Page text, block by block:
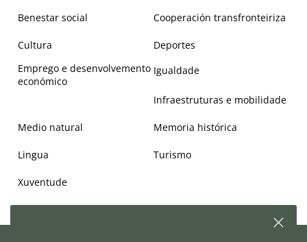
Benestar social
Cooperación transfronteiriza
Cultura
Deportes
Emprego e desenvolvemento
económico
Igualdade
Infraestruturas e mobilidade
Medio natural Memoria histórica
Lingua Turismo
Xuventude